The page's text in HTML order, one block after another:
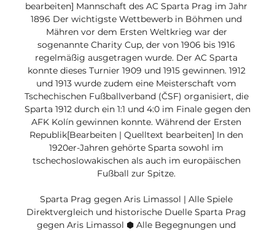
bearbeiten] Mannschaft des AC Sparta Prag im Jahr
1896 Der wichtigste Wettbewerb in Böhmen und
Mähren vor dem Ersten Weltkrieg war der
sogenannte Charity Cup, der von 1906 bis 1916
regelmäßig ausgetragen wurde. Der AC Sparta
konnte dieses Turnier 1909 und 1915 gewinnen. 1912
und 1913 wurde zudem eine Meisterschaft vom
Tschechischen Fußballverband (ČSF) organisiert, die
Sparta 1912 durch ein 1:1 und 4:0 im Finale gegen den
AFK Kolín gewinnen konnte. Während der Ersten
Republik[Bearbeiten | Quelltext bearbeiten] In den
1920er-Jahren gehörte Sparta sowohl im
tschechoslowakischen als auch im europäischen
Fußball zur Spitze.
Sparta Prag gegen Aris Limassol | Alle Spiele
Direktvergleich und historische Duelle Sparta Prag
gegen Aris Limassol ⬢ Alle Begegnungen und